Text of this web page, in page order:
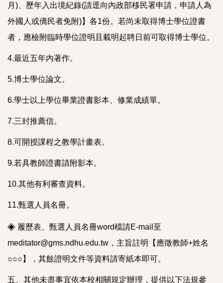
月)、歷年入出境紀錄(請逕向內政部移民署申請，申請人為
外國人或僑民者免附)】各1份。若尚未取得博士學位證書
者，應檢附臨時學位證明且載明起聘日前可取得博士學位。
4.最近五年內著作。
5.博士學位論文。
6.學士以上學位畢業證書影本、修業成績單。
7.三封推薦信。
8.可開授課程之教學計畫表。
9.若具教師證書請附影本。
10.其他有利審查資料。
11.甄選人員名冊。
◈ 履歷表、甄選人員名冊word檔請E-mail至
meditator@gms.ndhu.edu.tw，主旨註明【應徵教師+姓名
○○○】，其餘證明文件等資料請寄紙本即可。
五、其他未盡事宜依本校相關規定辦理，提供以下法規參